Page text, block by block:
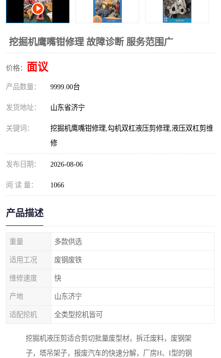
挖掘机鹰嘴钳修理 故障诊断 服务范围广
价格： 面议
产品数量： 9999.00台
发货地址： 山东省济宁
关键词：
挖掘机鹰嘴钳修理,勾机双杠液压剪修理,液压双杠剪维
修
发布日期： 2026-08-06
阅 读 量： 1066
产品描述
重量 多款供选
适用工况 废钢废铁
维修速度 快
产地 山东济宁
适配挖机 全类型挖机皆可
挖掘机液压剪适合剪切批量废型材，拆迁废料，废钢架
子，塔吊架子，报废汽车的快速分解，厂房H、I型的钢
清扫器
挖树机 拓荒机
滚筒筛
挖掘机破碎斗